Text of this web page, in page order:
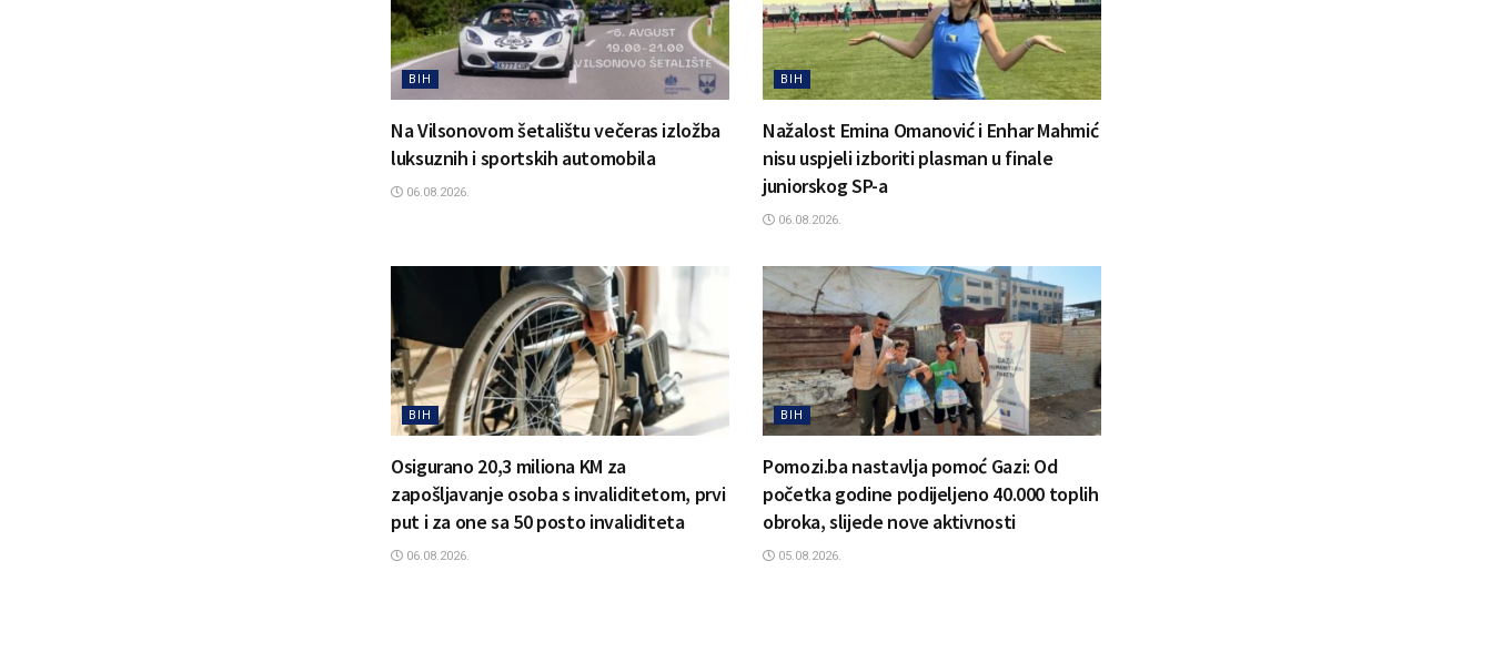
BIH
Na Vilsonovom šetalištu večeras izložba
luksuznih i sportskih automobila
06.08.2026.
BIH
Nažalost Emina Omanović i Enhar Mahmić
nisu uspjeli izboriti plasman u finale
juniorskog SP-a
06.08.2026.
BIH
Osigurano 20,3 miliona KM za
zapošljavanje osoba s invaliditetom, prvi
put i za one sa 50 posto invaliditeta
06.08.2026.
BIH
Pomozi.ba nastavlja pomoć Gazi: Od
početka godine podijeljeno 40.000 toplih
obroka, slijede nove aktivnosti
05.08.2026.